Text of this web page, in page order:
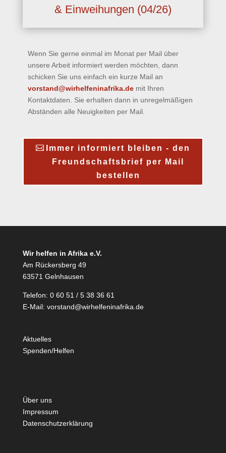
& Einweihungen (04/26)
Wenn Sie gerne einmal im Monat per Mail über
unsere Arbeit informiert werden möchten, dann
schicken Sie uns einfach ein kurze Mail an
vorstand@wirhelfeninafrika.demit Ihren
Kontaktdaten. Sie erhalten dann in unregelmäßigen
Abständen alle Neuigkeiten per Mail.
Immer informiert bleiben - den
Freundschaftsbrief per Mail
bestellen
Wir helfen in Afrika e.V.
Am Rückersberg 49
63571 Gelnhausen
Telefon: 0 60 51 / 5 38 36 61
E-Mail: vorstand@wirhelfeninafrika.de
Aktuelles
Spenden/Helfen
Über uns
Impressum
Datenschutzerklärung